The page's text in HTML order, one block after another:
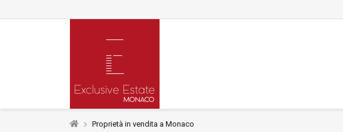
Proprietà in vendita a Monaco